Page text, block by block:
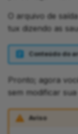
O arquivo de
tux dizendo as
Conteúdo do
Pronto; agora
sem modificar
Aviso